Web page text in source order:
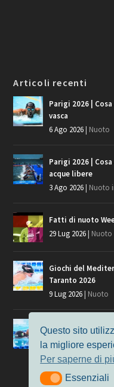
Articoli recenti
Parigi 2026 |
vasca
6 Ago 2026| Nuoto
Parigi 2026 |
acque libere
3 Ago 2026| Nuoto
Fatti di nuoto
29 Lug 2026| Nuoto
Giochi del
Taranto 2026
9 Lug 2026| Nuoto
Europei di Nuoto
7 Lug 2026
Nuoto
Questo sito
la migliore
Per saperne di
EssenzialiEssenziali